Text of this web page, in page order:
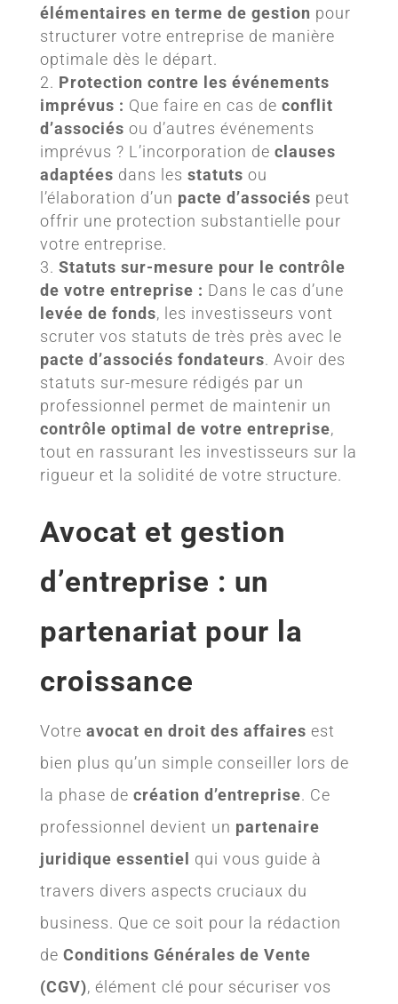
élémentaires en terme de gestion pour
structurer votre entreprise de manière
optimale dès le départ.
Protection contre les événements
imprévus : Que faire en cas de conflit
d’associés ou d’autres événements
imprévus ? L’incorporation de clauses
adaptées dans les statuts ou
l’élaboration d’un pacte d’associés peut
offrir une protection substantielle pour
votre entreprise.
Statuts sur-mesure pour le contrôle
de votre entreprise : Dans le cas d’une
levée de fonds, les investisseurs vont
scruter vos statuts de très près avec le
pacte d’associés fondateurs. Avoir des
statuts sur-mesure rédigés par un
professionnel permet de maintenir un
contrôle optimal de votre entreprise,
tout en rassurant les investisseurs sur la
rigueur et la solidité de votre structure.
Avocat et gestion
d’entreprise : un
partenariat pour la
croissance
Votre avocat en droit des affaires est
bien plus qu’un simple conseiller lors de
la phase de création d’entreprise. Ce
professionnel devient un partenaire
juridique essentiel
qui vous guide à
travers divers aspects cruciaux du
business. Que ce soit pour la rédaction
de Conditions Générales de Vente
(CGV), élément clé pour sécuriser vos